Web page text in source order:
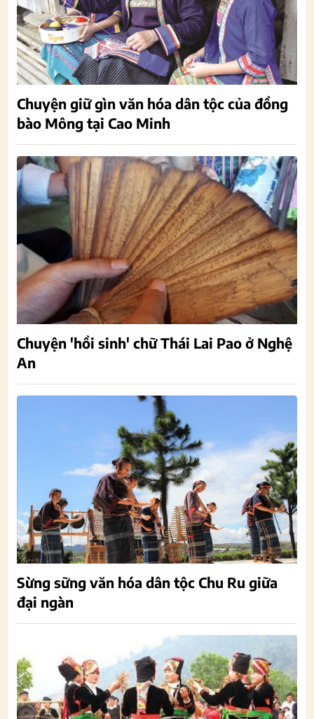
Chuyện giữ gìn văn hóa dân tộc của đồng
bào Mông tại Cao Minh
Chuyện 'hồi sinh' chữ Thái Lai Pao ở Nghệ
An
Sừng sững văn hóa dân tộc Chu Ru giữa
đại ngàn